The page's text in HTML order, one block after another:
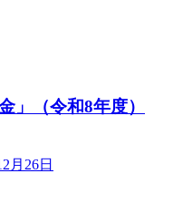
」（令和8年度）
月26日